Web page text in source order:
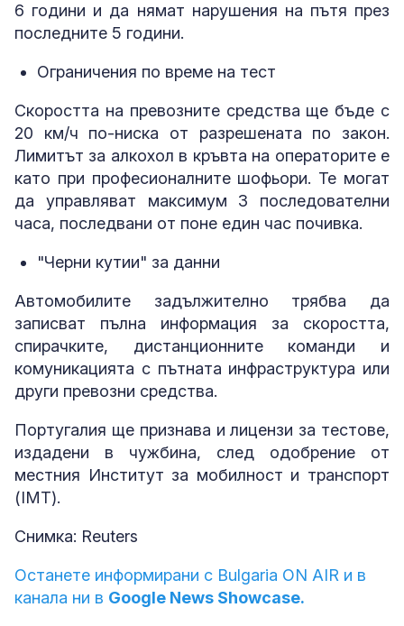
6 години и да нямат нарушения на пътя през
последните 5 години.
Ограничения по време на тест
Скоростта на превозните средства ще бъде с
20 км/ч по-ниска от разрешената по закон.
Лимитът за алкохол в кръвта на операторите е
като при професионалните шофьори. Те могат
да управляват максимум 3 последователни
часа, последвани от поне един час почивка.
"Черни кутии" за данни
Автомобилите задължително трябва да
записват пълна информация за скоростта,
спирачките, дистанционните команди и
комуникацията с пътната инфраструктура или
други превозни средства.
Португалия ще признава и лицензи за тестове,
издадени в чужбина, след одобрение от
местния Институт за мобилност и транспорт
(IMT).
Снимка: Reuters
Останете информирани с Bulgaria ON AIR и в
канала ни в Google News Showcase.